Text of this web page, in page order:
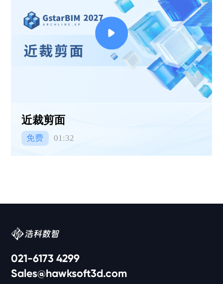
近裁剪面
免费 01:32
021-6173 4299
Sales@hawksoft3d.com